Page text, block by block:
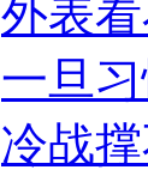
外表
一旦
冷战